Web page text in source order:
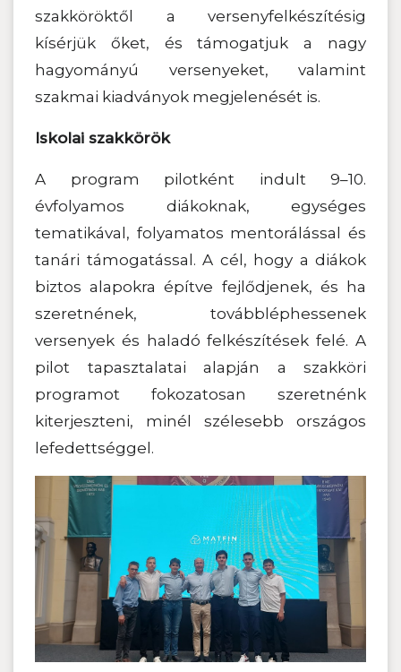
szakköröktől a versenyfelkészítésig
kísérjük őket, és támogatjuk a nagy
hagyományú versenyeket, valamint
szakmai kiadványok megjelenését is.
Iskolai szakkörök
A program pilotként indult 9–10.
évfolyamos diákoknak, egységes
tematikával, folyamatos mentorálással és
tanári támogatással. A cél, hogy a diákok
biztos alapokra építve fejlődjenek, és ha
szeretnének, továbbléphessenek
versenyek és haladó felkészítések felé. A
pilot tapasztalatai alapján a szakköri
programot fokozatosan szeretnénk
kiterjeszteni, minél szélesebb országos
lefedettséggel.